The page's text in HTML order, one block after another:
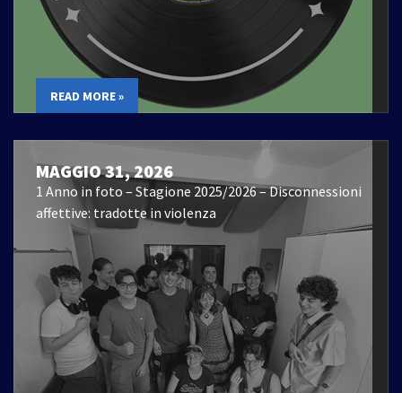
READ MORE »
MAGGIO 31, 2026
1 Anno in foto – Stagione 2025/2026 – Disconnessioni
affettive: tradotte in violenza